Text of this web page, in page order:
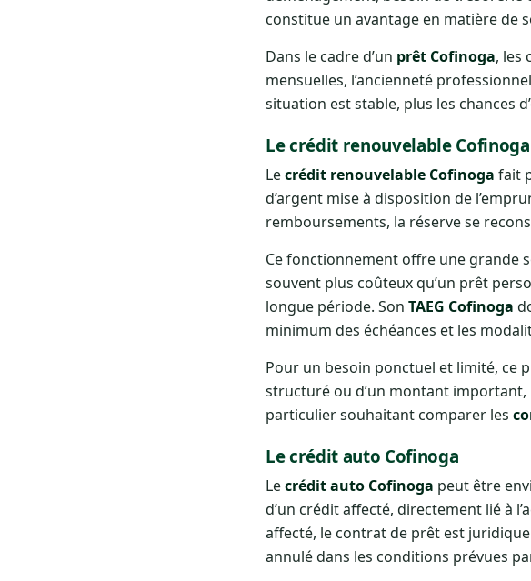
constitue un avantage en matière de
Dans le cadre d’un prêt Cofinoga, les
mensuelles, l’ancienneté
situation est stable, plus les chances
Le crédit renouvelable Cofinoga
Lecrédit renouvelable Cofinoga fait
d’argent mise à disposition de
remboursements, la réserve se
Ce fonctionnement offre une grande
souvent plus coûteux qu’un prêt
longue période. Son TAEG Cofinoga
minimum des échéances et les
Pour un besoin ponctuel et limité, ce
structuré ou d’un montant
particulier souhaitant comparer les
Le crédit auto Cofinoga
Lecrédit auto Cofinoga peut être
d’un crédit affecté, directement lié à
affecté, le contrat de prêt est
annulé dans les conditions prévues